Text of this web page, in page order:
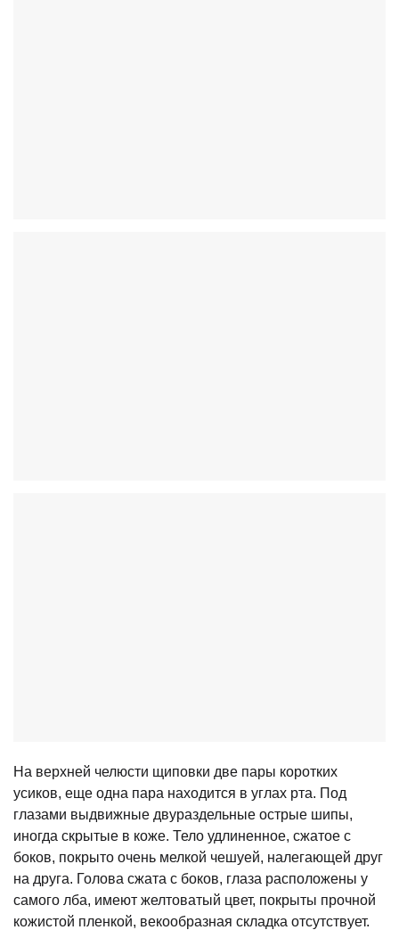
На верхней челюсти щиповки две пары коротких
усиков, еще одна пара находится в углах рта. Под
глазами выдвижные двураздельные острые шипы,
иногда скрытые в коже. Тело удлиненное, сжатое с
боков, покрыто очень мелкой чешуей, налегающей друг
на друга. Голова сжата с боков, глаза расположены у
самого лба, имеют желтоватый цвет, покрыты прочной
кожистой пленкой, векообразная складка отсутствует.